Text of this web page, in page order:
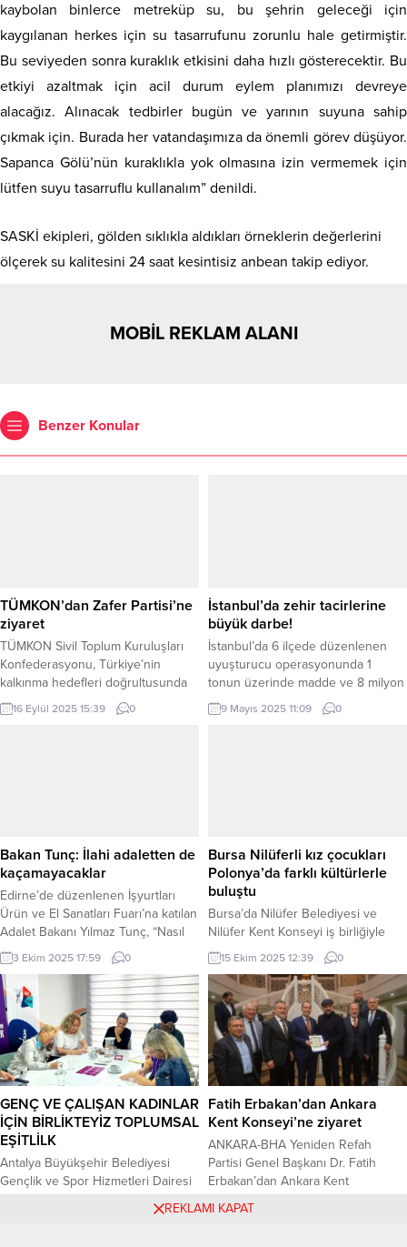
kaybolan binlerce metreküp su, bu şehrin geleceği için
kaygılanan herkes için su tasarrufunu zorunlu hale getirmiştir.
Bu seviyeden sonra kuraklık etkisini daha hızlı gösterecektir. Bu
etkiyi azaltmak için acil durum eylem planımızı devreye
alacağız. Alınacak tedbirler bugün ve yarının suyuna sahip
çıkmak için. Burada her vatandaşımıza da önemli görev düşüyor.
Sapanca Gölü’nün kuraklıkla yok olmasına izin vermemek için
lütfen suyu tasarruflu kullanalım” denildi.
SASKİ ekipleri, gölden sıklıkla aldıkları örneklerin değerlerini
ölçerek su kalitesini 24 saat kesintisiz anbean takip ediyor.
MOBİL REKLAM ALANI
Benzer Konular
TÜMKON’dan Zafer Partisi’ne
ziyaret
TÜMKON Sivil Toplum Kuruluşları
Konfederasyonu, Türkiye’nin
kalkınma hedefleri doğrultusunda
Zafer Partisi Genel Başkanı Prof. Dr.
Ümit Özdağ’ı ziyaret etti.
Atıcı, Prof. Dr. Ümit Özdağ’ın...
16 Eylül 2025 15:39 0
İstanbul’da zehir tacirlerine
büyük darbe!
İstanbul’da 6 ilçede düzenlenen
uyuşturucu operasyonunda 1
tonun üzerinde madde ve 8 milyon
400 bin hap ele geçirildi, 20
şüpheli tutuklandı. İSTANBUL (İGFA)
Tuzla ve Silivri ilçelerinde...
9 Mayıs 2025 11:09 0
Bakan Tunç: İlahi adaletten de
kaçamayacaklar
Edirne’de düzenlenen İşyurtları
Ürün ve El Sanatları Fuarı’na katılan
Adalet Bakanı Yılmaz Tunç, “Nasıl
Bosna soykırım suçluları yıllar
sonra kurulan uluslararası
mahkemede zindana atılmışlarsa,
gün gelecek İsrailli soykırımcılar, o
teröristler insanlık huzurunda
hesap vereceklerdir, ilahi adaletten
de kaçamayacaklardır” dedi.
EDİRNE (İGFA) – Türkiye’nin farklı
bölgelerinden 54 İşyurdu
Müdürlüğü’nün katılımıyla
gerçekleştirilen...
3 Ekim 2025 17:59 0
Bursa Nilüferli kız çocukları
Polonya’da farklı kültürlerle
buluştu
Bursa’da Nilüfer Belediyesi ve
Nilüfer Kent Konseyi iş birliğiyle
farklı ülkelerden akranlarıyla bir
araya gelen Nilüferli kız çocukları,
eşitlik ve dayanışma temelli bir
deneyim yaşadı. BURSA (İGFA) –
Nilüfer Belediyesi ve Nilüfer Kent
Konseyi, kız çocuklarının
güçlenmesi ve uluslararası
dayanışma bilincinin gelişmesi
amacıyla önemli bir iş birliğine imza
attı. Uluslararası...
15 Ekim 2025 12:39 0
GENÇ VE ÇALIŞAN KADINLAR
İÇİN BİRLİKTEYİZ TOPLUMSAL
EŞİTLİLK
Antalya Büyükşehir Belediyesi
Gençlik ve Spor Hizmetleri Dairesi
Forumu (GoFor) iş birliğinde “Eşitlik
Fatih Erbakan’dan Ankara
Kent Konseyi’ne ziyaret
ANKARA-BHA Yeniden Refah
Partisi Genel Başkanı Dr. Fatih
Erbakan’dan Ankara Kent
Başkanı Halil İbrahim Yılmaz’a
4 Aralık 2024 20:53
REKLAMI KAPAT